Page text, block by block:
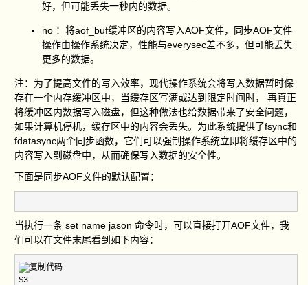
好，但可能丢失一秒内的数据。
no ：将aof_buf缓冲区的内容写入AOF文件，同步AOF文件
操作由操作系统决定，性能与everysec差不多，但可能丢失
更多的数据。
注：为了提高文件的写入效率，现代操作系统会将写入数据暂时保
存在一个内存缓冲区中，当缓存区写满或达到限定时间时， 再真正
将缓冲区内数据写入磁盘，但这种做法也给数据带来了安全问题，
如果计算机停机，缓存区中的内容会丢失。为此系统提供了fsync和
fdatasync两个同步函数，它们可以强制操作系统立即将缓存区中的
内容写入到磁盘中，从而确保写入数据的安全性。
下面是同步AOF文件的默认配置：
当执行一条 set name jason 命令时，可以直接打开AOF文件，我
们可以在文件末尾看到如下内容：
$3